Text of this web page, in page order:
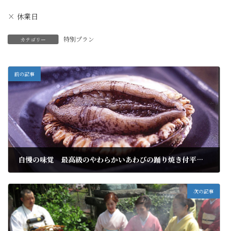
× 休業日
カテゴリー 特別プラン
前の記事
自慢の味覚 最高級のやわらかいあわびの踊り焼き付平日プラン
次の記事